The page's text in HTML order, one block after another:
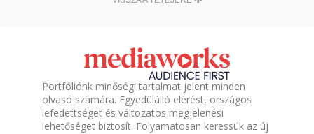
Portfóliónk minőségi tartalmat jelent minden
olvasó számára. Egyedülálló elérést, országos
lefedettséget és változatos megjelenési
lehetőséget biztosít. Folyamatosan keressük az új